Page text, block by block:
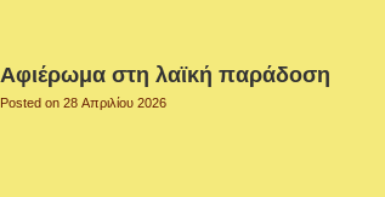
Αφιέρωμα στη λαϊκή παράδοση
Posted on 28 Απριλίου 2026